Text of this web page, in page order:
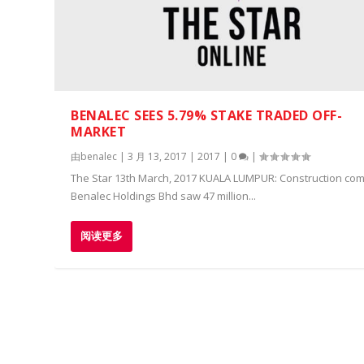
BENALEC SEES 5.79% STAKE TRADED OFF-
MARKET
由benalec |3 月 13, 2017 |2017 | 0 |
The Star 13th March, 2017 KUALA LUMPUR: Construction
Benalec Holdings Bhd saw 47 million...
阅读更多